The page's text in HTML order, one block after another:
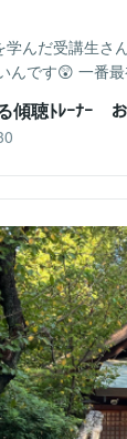
学んだ受講生さ
んです😲 一番
傾聴ﾄﾚｰﾅｰ